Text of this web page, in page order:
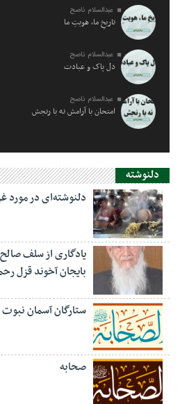
عبدالسلام ناصح
تاریخِ ما، هویتِ ما
عبدالسلام ناصح
دل پاک و عبادت
عبدالسلام ناصح
امتحان با آرامش نه با رنجش
دلنوشته
دلنوشته‌ای در مورد
یادگاری از سلف
بایجان آخوند قزل
ستارگان آسمان نبوت
صحابه